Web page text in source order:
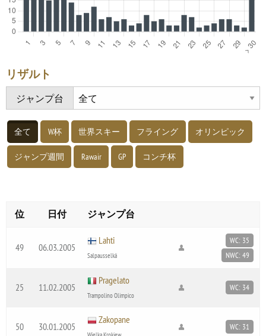
リザルト
ジャンプ台
全て W杯 世界スキー フライング オリンピック
ジャンプ週間 Rawair GP コンチ杯
位 日付 ジャンプ台
49 06.03.2005
Lahti
Salpausselkä
WC: 35
NWC: 49
25 11.02.2005
Pragelato
Trampolino Olimpico
WC: 34
50 30.01.2005
Zakopane
WC: 31